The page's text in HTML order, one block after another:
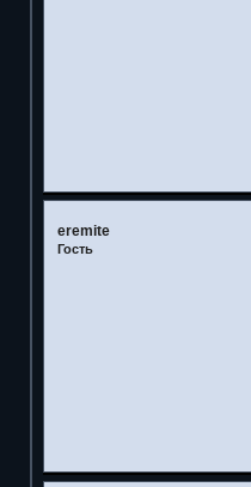
eremite
Гость